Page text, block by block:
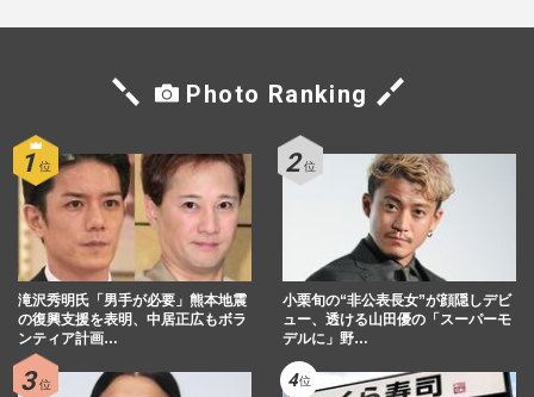
Photo Ranking
滝沢秀明氏「男手が必要」熊本地震
の復興支援を表明、中居正広もボラ
ンティア計画…
小栗旬の“非公表長女”が顔隠しデビ
ュー、透ける山田優の「スーパーモ
デルに」野…